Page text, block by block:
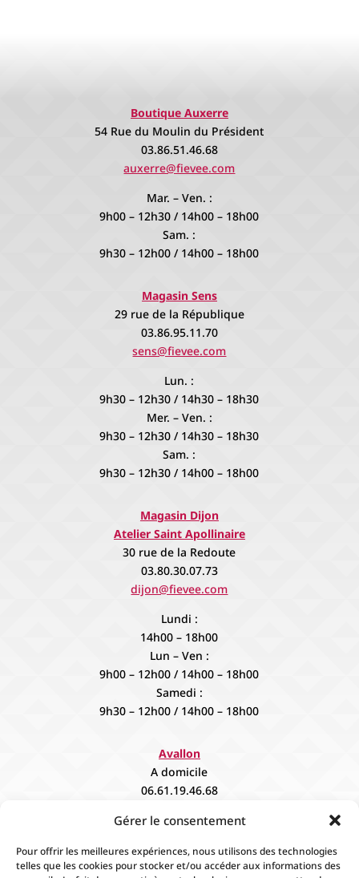
Gérer le consentement
Pour offrir les meilleures expériences, nous utilisons des technologies
telles que les cookies pour stocker et/ou accéder aux informations des
Boutique Auxerre
54 Rue du Moulin du Président
03.86.51.46.68
auxerre@fievee.com
Mar. – Ven. :
9h00 – 12h30 / 14h00 – 18h00
Sam. :
9h30 – 12h00 / 14h00 – 18h00
Magasin Sens
29 rue de la République
03.86.95.11.70
sens@fievee.com
Lun. :
9h30 – 12h30 / 14h30 – 18h30
Mer. – Ven. :
9h30 – 12h30 / 14h30 – 18h30
Sam. :
9h30 – 12h30 / 14h00 – 18h00
Magasin Dijon
Atelier Saint Apollinaire
30 rue de la Redoute
03.80.30.07.73
dijon@fievee.com
Lundi :
14h00 – 18h00
Lun – Ven :
9h00 – 12h00 / 14h00 – 18h00
Samedi :
9h30 – 12h00 / 14h00 – 18h00
Avallon
A domicile
06.61.19.46.68
Sur rendez vous